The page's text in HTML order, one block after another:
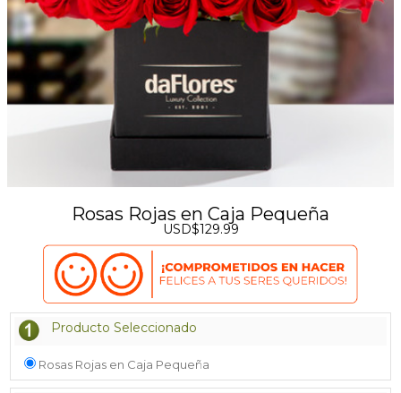
Rosas Rojas en Caja Pequeña
USD$129.99
Producto Seleccionado
Rosas Rojas en Caja Pequeña